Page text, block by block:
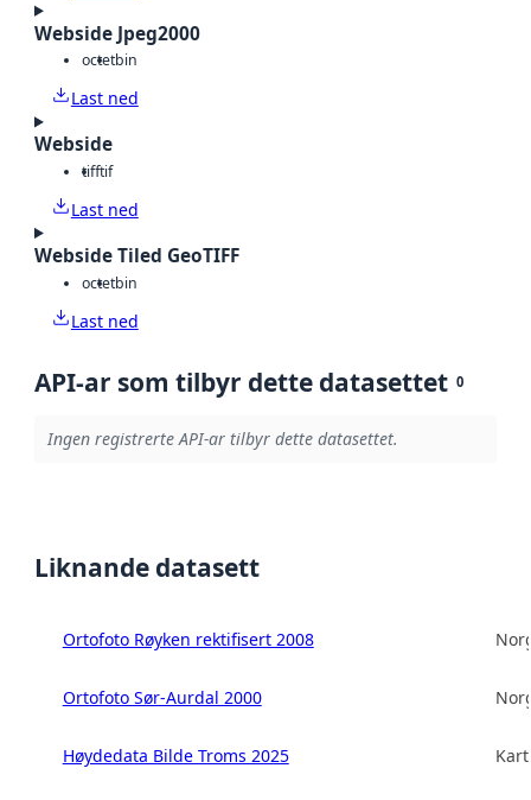
Webside Jpeg2000
octetbin
Last ned
Webside
tifftif
Last ned
Webside Tiled GeoTIFF
octetbin
Last ned
API-ar som tilbyr dette datasettet 0
Ingen registrerte API-ar tilbyr dette datasettet.
Liknande datasett
Ortofoto Røyken rektifisert 2008
Ortofoto Sør-Aurdal 2000
Høydedata Bilde Troms 2025